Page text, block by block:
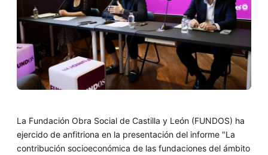
La Fundación Obra Social de Castilla y León (FUNDOS) ha
ejercido de anfitriona en la presentación del informe "La
contribución socioeconómica de las fundaciones del ámbito